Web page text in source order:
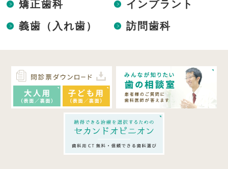
矯正歯科
インプラント
義歯（入れ歯）
訪問歯科